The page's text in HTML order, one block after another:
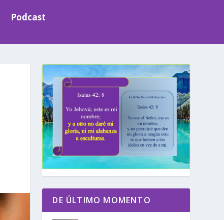
Podcast
DE ÚLTIMO MOMENTO